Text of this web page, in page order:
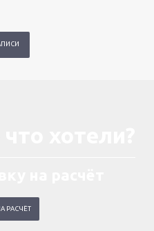
РАСЧЁТ